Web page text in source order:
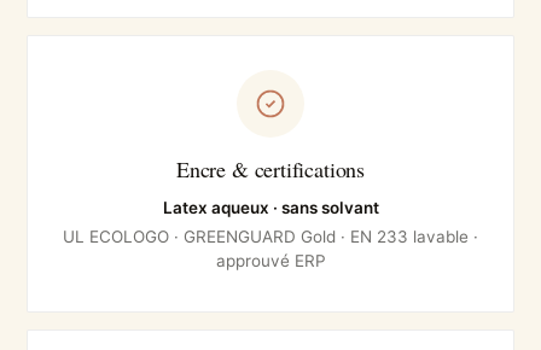
Encre & certifications
Latex aqueux · sans solvant
UL ECOLOGO · GREENGUARD Gold · EN 233 lavable ·
approuvé ERP